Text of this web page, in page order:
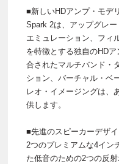
■新しいHDアンプ・モデ
Spark 2は、アップグレ
エミュレーション、フィ
を特徴とする独自のHD
合されたマルチバンド・
ション、バーチャル・ベ
レオ・イメージングは、
供します。
■先進のスピーカーデザ
2つのプレミアムな4イン
た低音のための2つの反